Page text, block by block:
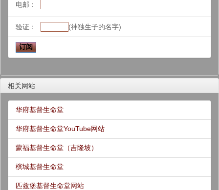
电邮：
验证： (神独生子的名字)
相关网站
华府基督生命堂
华府基督生命堂YouTube网站
蒙福基督生命堂（吉隆坡）
槟城基督生命堂
匹兹堡基督生命堂网站